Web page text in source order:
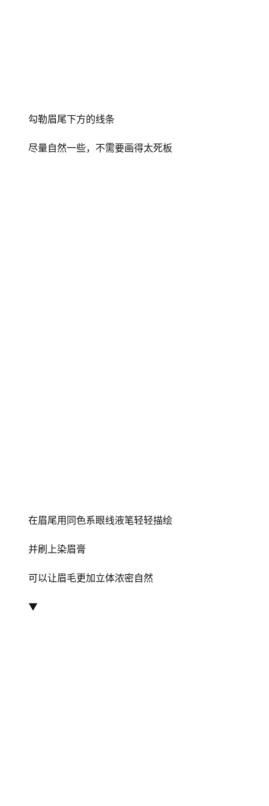
勾勒眉尾下方的线条
尽量自然一些，不需要画得太死板
在眉尾用同色系眼线液笔轻轻描绘
并刷上染眉膏
可以让眉毛更加立体浓密自然
▼